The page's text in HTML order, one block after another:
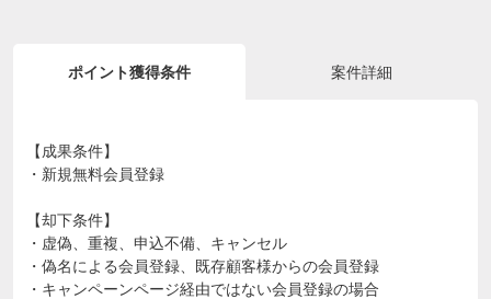
ポイント獲得条件 案件詳細
【成果条件】
・新規無料会員登録
【却下条件】
・虚偽、重複、申込不備、キャンセル
・偽名による会員登録、既存顧客様からの会員登録
・キャンペーンページ経由ではない会員登録の場合